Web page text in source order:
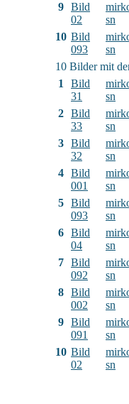
9 Bild
02
sn
10 Bild
093
sn
10 Bilder mit
1
Bild
31
sn
2 Bild
33
sn
3 Bild
32
sn
4 Bild
001
sn
5 Bild
093
sn
6 Bild
04
sn
7 Bild
092
sn
8 Bild
002
sn
9 Bild
091
sn
10 Bild
02
sn